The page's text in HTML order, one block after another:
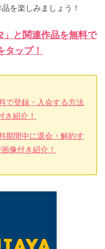
を楽しみましょう！
と関連作品を無料で
タップ！
で登録・入会する方法
き紹介！
期間中に退会・解約す
像付き紹介！